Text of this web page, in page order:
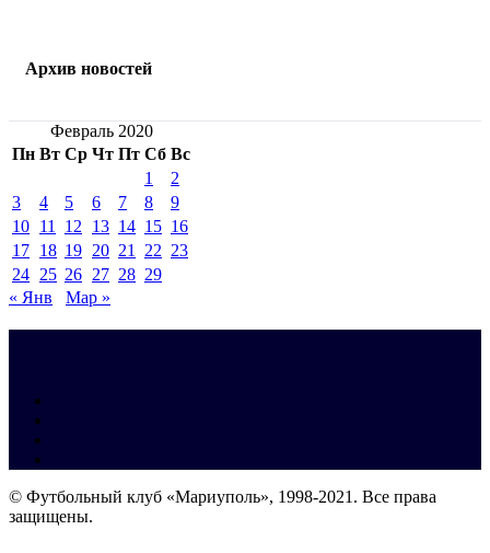
Архив новостей
Февраль 2020
Пн Вт Ср Чт Пт Сб Вс
1
2
3
4 5 6 7 8
9
10 11 12 13 14 15 16
17 18 19 20 21 22 23
24 25 26 27 28 29
« Янв
Мар »
© Футбольный клуб «Мариуполь», 1998-2021. Все права
защищены.